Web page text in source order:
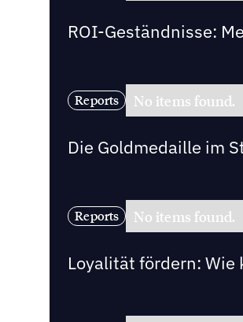
ROI-Geständnisse:
Reports No items found.
Die Goldmedaille im
Reports No items found.
Loyalität fördern: Wie